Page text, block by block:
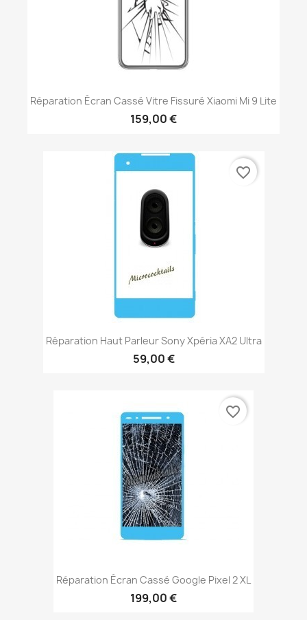
Réparation Écran Cassé Vitre Fissuré Xiaomi Mi 9 Lite
159,00 €
Réparation Haut Parleur Sony Xpéria XA2 Ultra
59,00 €
favorite_border
Réparation Écran Cassé Google Pixel 2 XL
199,00 €
favorite_border